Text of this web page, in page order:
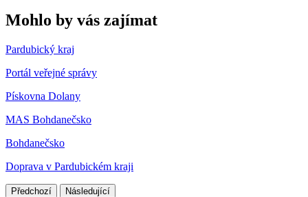
Mohlo by vás zajímat
Pardubický kraj
Portál veřejné správy
Pískovna Dolany
MAS Bohdanečsko
Bohdanečsko
Doprava v Pardubickém kraji
Předchozí Následující